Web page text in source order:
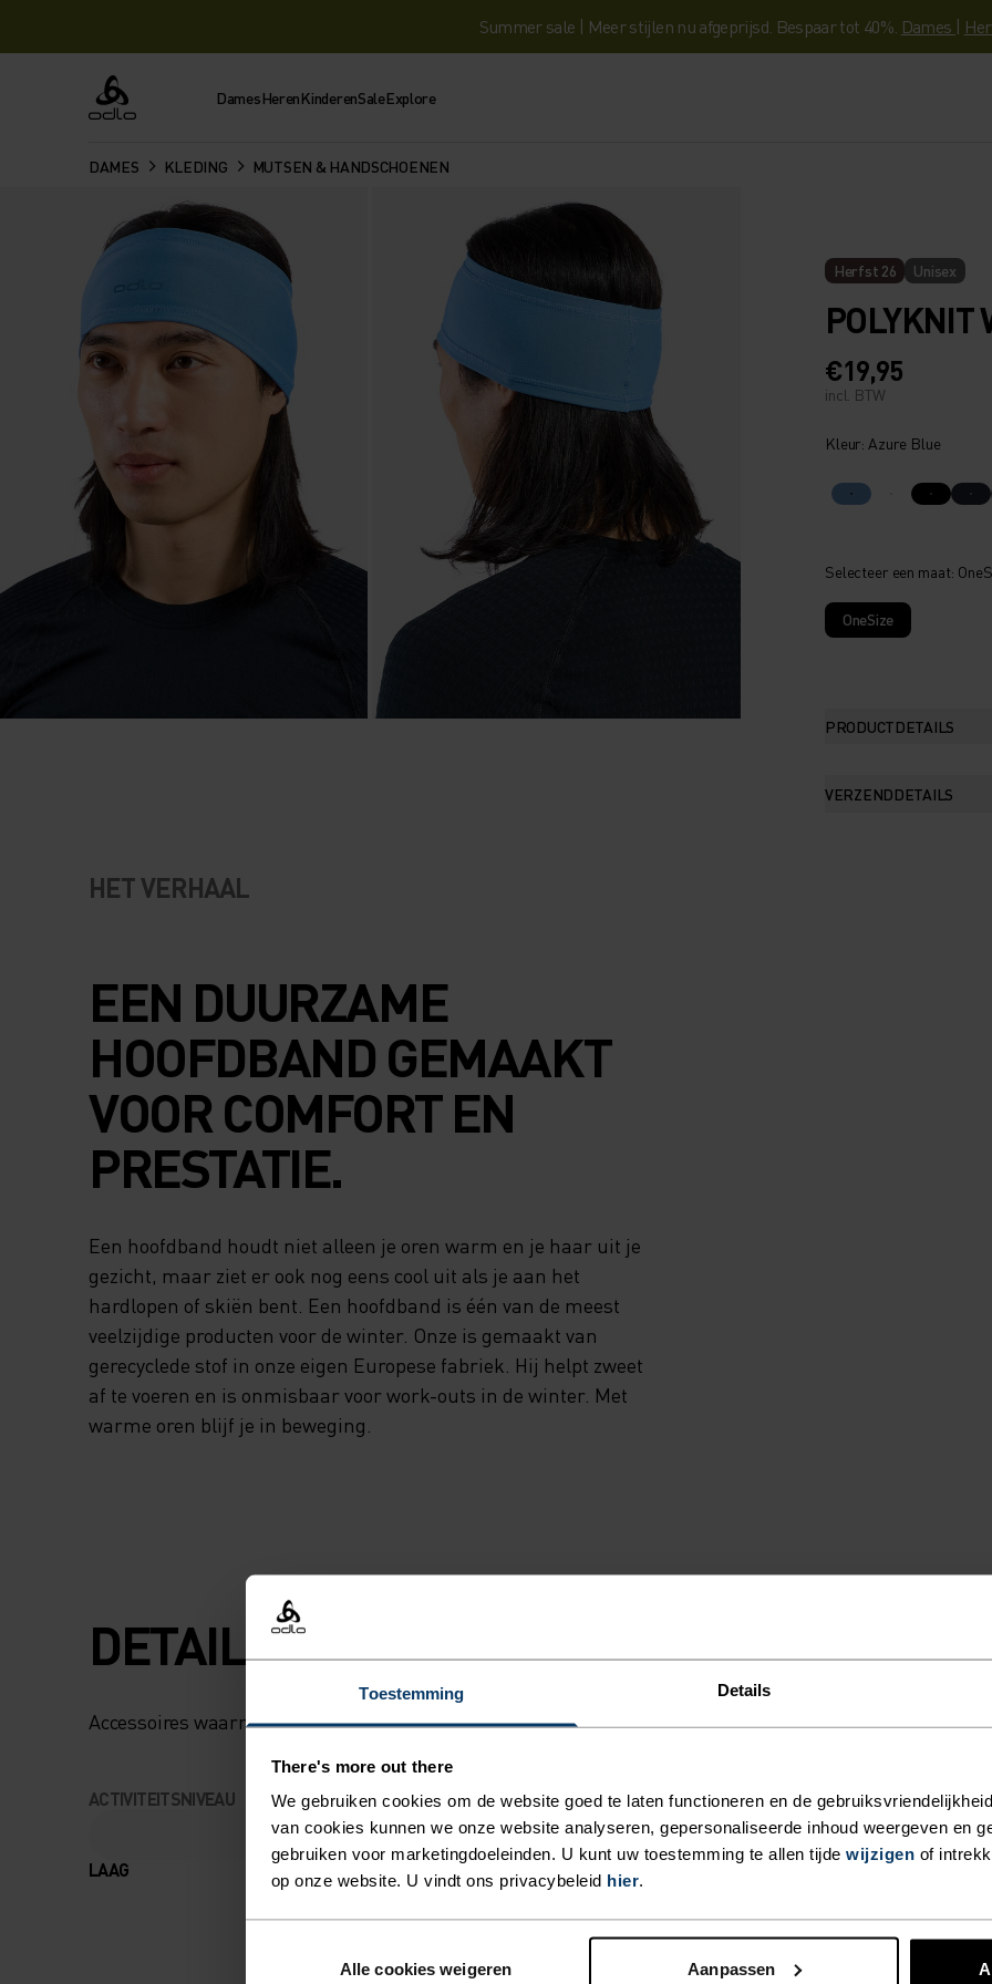
Toestemming Details
There's more out there
We gebruiken cookies om de website goed te laten functioneren en de
van cookies kunnen we onze website analyseren, gepersonaliseerde inhoud weergeven en
gebruiken voor marketingdoeleinden. U kunt uw toestemming te allen tijde wijzigen of
op onze website. U vindt ons privacybeleid hier.
Alle cookies weigeren Aanpassen
Summer sale | Meer stijlen nu afgeprijsd. Bespaar tot 40%. Dames |
Odlo DamesHerenKinderenSaleExplore
DAMES KLEDING MUTSEN & HANDSCHOENEN
Herfst 26 Unisex
POLYKNIT
€19,95
incl. BTW
Kleur: Azure Blue
Selecteer een maat:
OneSize
PRODUCTDETAILS
VERZENDDETAILS
HET VERHAAL
EEN DUURZAME
HOOFDBAND GEMAAKT
VOOR COMFORT EN
PRESTATIE.
Een hoofdband houdt niet alleen je oren warm en je haar uit je
gezicht, maar ziet er ook nog eens cool uit als je aan het
hardlopen of skiën bent. Een hoofdband is één van de meest
veelzijdige producten voor de winter. Onze is gemaakt van
gerecyclede stof in onze eigen Europese fabriek. Hij helpt zweet
af te voeren en is onmisbaar voor work-outs in de winter. Met
warme oren blijf je in beweging.
DETAILS MAKEN HET VERSCHIL
Accessoires waarmee je alles uit jouw avontuur haalt.
ACTIVITEITSNIVEAU
LAAG MATIG HOOG
SOORT ACTIVITEIT
WAT DAN
INTENSITEIT